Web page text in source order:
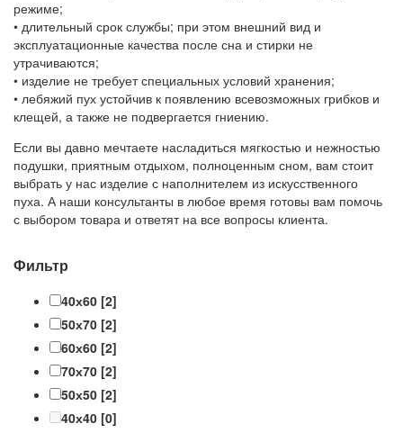
режиме;
• длительный срок службы; при этом внешний вид и
эксплуатационные качества после сна и стирки не
утрачиваются;
• изделие не требует специальных условий хранения;
• лебяжий пух устойчив к появлению всевозможных грибков и
клещей, а также не подвергается гниению.
Если вы давно мечтаете насладиться мягкостью и нежностью
подушки, приятным отдыхом, полноценным сном, вам стоит
выбрать у нас изделие с наполнителем из искусственного
пуха. А наши консультанты в любое время готовы вам помочь
с выбором товара и ответят на все вопросы клиента.
Фильтр
40х60 [2]
50х70 [2]
60х60 [2]
70х70 [2]
50х50 [2]
40х40 [0]